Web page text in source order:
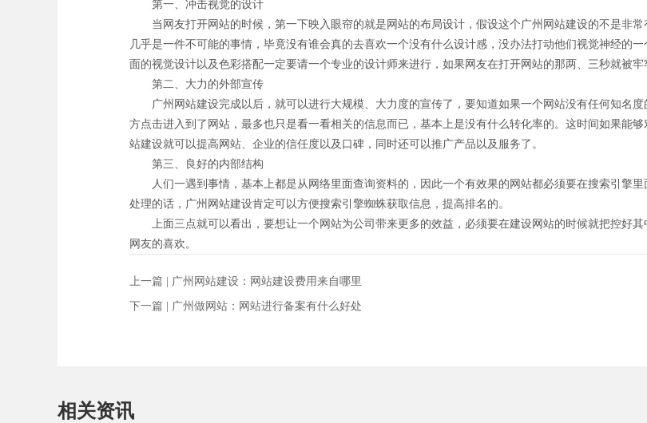
第一、冲击视觉的设计
当网友打开网站的时候，第一下映入眼帘的就是网站的布局设计，假设这个广州网站建设的不是非常
几乎是一件不可能的事情，毕竟没有谁会真的去喜欢一个没有什么设计感，没办法打动他们视觉神经的
面的视觉设计以及色彩搭配一定要请一个专业的设计师来进行，如果网友在打开网站的那两、三秒就被
第二、大力的外部宣传
广州网站建设完成以后，就可以进行大规模、大力度的宣传了，要知道如果一个网站没有任何知名度
方点击进入到了网站，最多也只是看一看相关的信息而已，基本上是没有什么转化率的。这时间如果能
站建设就可以提高网站、企业的信任度以及口碑，同时还可以推广产品以及服务了。
第三、良好的内部结构
人们一遇到事情，基本上都是从网络里面查询资料的，因此一个有效果的网站都必须要在搜索引擎里
处理的话，广州网站建设肯定可以方便搜索引擎蜘蛛获取信息，提高排名的。
上面三点就可以看出，要想让一个网站为公司带来更多的效益，必须要在建设网站的时候就把控好其
网友的喜欢。
上一篇 | 广州网站建设：网站建设费用来自哪里
下一篇 | 广州做网站：网站进行备案有什么好处
相关资讯